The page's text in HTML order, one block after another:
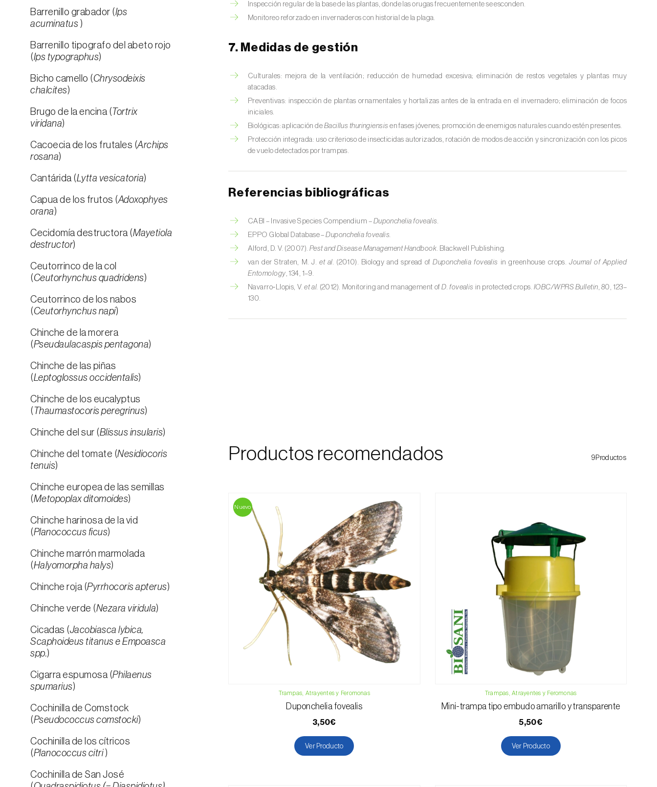
Barrenillo grabador (Ips
acuminatus )
Barrenillo tipografo del abeto rojo
(Ips typographus)
Bicho camello (Chrysodeixis
chalcites)
Brugo de la encina ( Tortrix
viridana)
Cacoecia de los frutales (Archips
rosana)
Cantárida (Lytta vesicatoria)
Capua de los frutos (Adoxophyes
orana)
Cecidomía destructora (Mayetiola
destructor)
Ceutorrinco de la col
(Ceutorhynchus quadridens)
Ceutorrinco de los nabos
(Ceutorhynchus napi)
Chinche de la morera
(Pseudaulacaspis pentagona)
Chinche de las piñas
(Leptoglossus occidentalis)
Chinche de los eucalyptus
( Thaumastocoris peregrinus)
Chinche del sur (Blissus insularis)
Chinche del tomate (Nesidiocoris
tenuis)
Chinche europea de las semillas
(Metopoplax ditomoides)
Chinche harinosa de la vid
(Planococcus ficus)
Chinche marrón marmolada
(Halyomorpha halys)
Chinche roja (Pyrrhocoris apterus)
Chinche verde (Nezara viridula)
Cicadas (Jacobiasca lybica,
Scaphoideus titanus e Empoasca
spp.)
Cigarra espumosa (Philaenus
spumarius)
Cochinilla de Comstock
(Pseudococcus comstocki)
Cochinilla de los cítricos
(Planococcus citri )
Cochinilla de San José
Inspección regular de la base de las plantas, donde las orugas frecuentemente se esconden.
Monitoreo reforzado en invernaderos con historial de la plaga.
7. Medidas de gestión
Culturales: mejora de la ventilación; reducción de humedad excesiva; eliminación de restos vegetales y plantas muy
atacadas.
Preventivas: inspección de plantas ornamentales y hortalizas antes de la entrada en el invernadero; eliminación de focos
iniciales.
Biológicas: aplicación de Bacillus thuringiensis en fases jóvenes; promoción de enemigos naturales cuando estén presentes.
Protección integrada: uso criterioso de insecticidas autorizados, rotación de modos de acción y sincronización con los picos
de vuelo detectados por trampas.
Referencias bibliográficas
CABI – Invasive Species Compendium – Duponchelia fovealis.
EPPO Global Database –Duponchelia fovealis.
Alford, D. V. (2007). Pest and Disease Management Handbook . Blackwell Publishing.
van der Straten, M. J.et al. (2010). Biology and spread ofDuponchelia fovealis in greenhouse crops.Journal of Applied
Entomology , 134, 1–9.
Navarro‑Llopis, V.et al. (2012). Monitoring and management ofD. fovealis in protected crops.IOBC/WPRS Bulletin , 80, 123–
130.
Productos recomendados 9Productos
Nuevo
Trampas, Atrayentes y Feromonas
Duponchelia fovealis
3,50€
Ver Producto
Trampas, Atrayentes y Feromonas
Mini-trampa tipo embudo amarillo y transparente
5,50€
Ver Producto